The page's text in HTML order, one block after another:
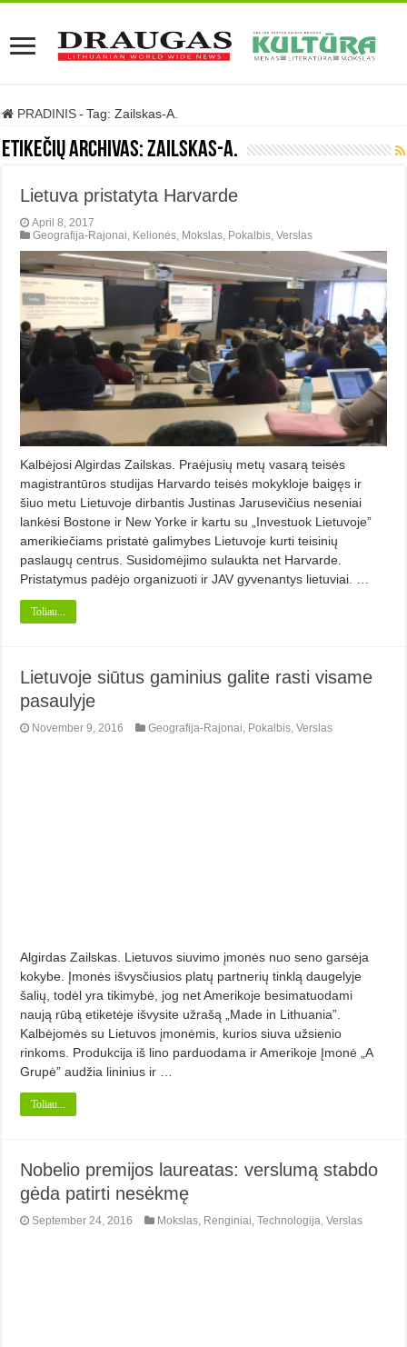
PRADINIS - Tag:Zailskas-A.
Etikečių archivas:Zailskas-A.
Lietuva pristatyta Harvarde
April 8, 2017
Geografija-Rajonai, Kelionės, Mokslas, Pokalbis,Verslas
Kalbėjosi Algirdas Zailskas. Praėjusių metų vasarą teisės
magistrantūros studijas Harvardo teisės mokykloje baigęs ir
šiuo metu Lietuvoje dirbantis Justinas Jarusevičius neseniai
lankėsi Bostone ir New Yorke ir kartu su „Investuok Lietuvoje”
amerikiečiams pristatė galimybes Lietuvoje kurti teisinių
paslaugų centrus. Susidomėjimo sulaukta net Harvarde.
Pristatymus padėjo organizuoti ir JAV gyvenantys lietuviai. …
Toliau...
Lietuvoje siūtus gaminius galite rasti visame
pasaulyje
November 9, 2016 Geografija-Rajonai Pokalbis ,Verslas
Algirdas Zailskas. Lietuvos siuvimo įmonės nuo seno garsėja
kokybe. Įmonės išvysčiusios platų partnerių tinklą daugelyje
šalių, todėl yra tikimybė, jog net Amerikoje besimatuodami
naują rūbą etiketėje išvysite užrašą „Made in Lithuania”.
Kalbėjomės su Lietuvos įmonėmis, kurios siuva užsienio
rinkoms. Produkcija iš lino parduodama ir Amerikoje Įmonė „A
Grupė” audžia lininius ir …
Toliau...
Nobelio premijos laureatas: verslumą stabdo
gėda patirti nesėkmę
September 24, 2016 Mokslas Renginiai ,Technologija ,Verslas